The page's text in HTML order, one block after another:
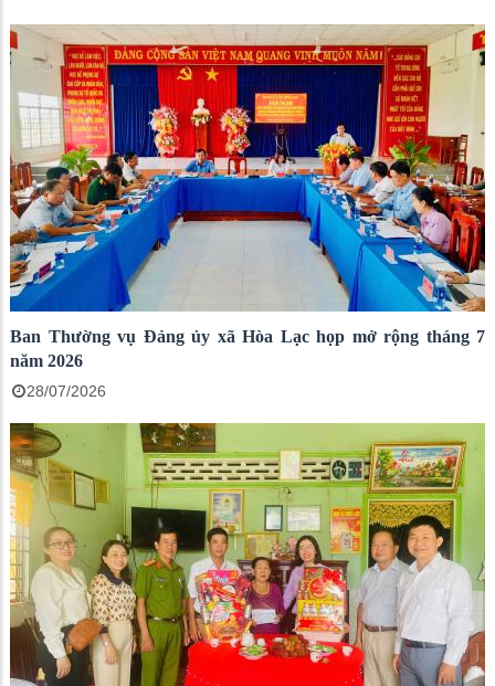
Ban Thường vụ Đảng ủy xã Hòa Lạc họp mở rộng tháng 7
năm 2026
28/07/2026